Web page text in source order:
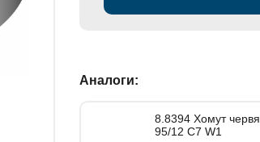
Аналоги:
8.8394 Хомут червячный АВА 77-
95/12 С7 W1